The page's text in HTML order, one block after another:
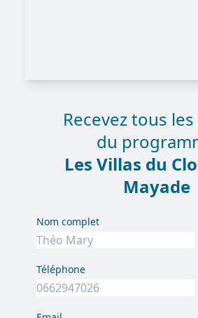
Recevez tous
du
Les Villas du
Mayade
Nom complet
Téléphone